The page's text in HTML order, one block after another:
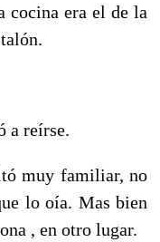
cocina era el de la
a reírse.
muy familiar, no
lo oía. Mas bien
, en otro lugar.